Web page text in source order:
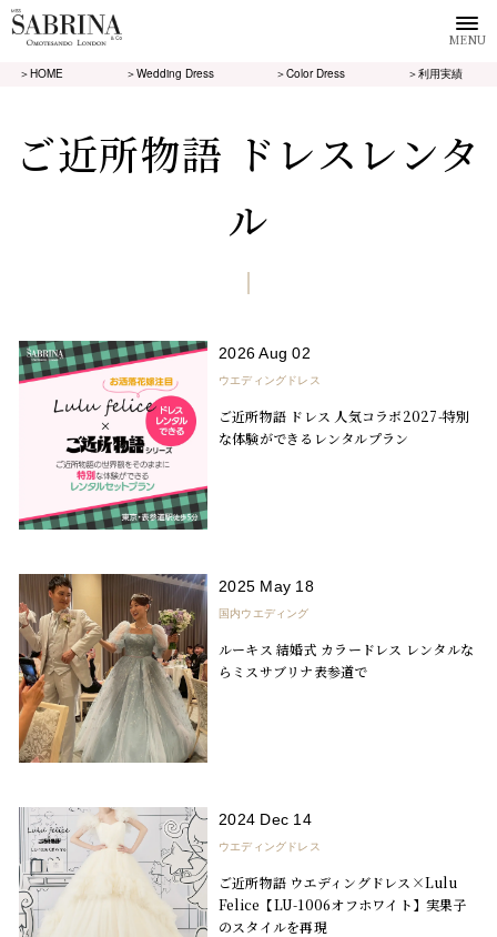
MENU
＞HOME ＞Wedding Dress ＞Color Dress ＞利用実績
ご近所物語 ドレスレンタ
ル
2026 Aug 02
ウエディングドレス
ご近所物語 ドレス 人気コラボ2027-特別
な体験ができるレンタルプラン
2025 May 18
国内ウエディング
ルーキス 結婚式 カラードレス レンタルな
らミスサブリナ表参道で
2024 Dec 14
ウエディングドレス
ご近所物語 ウエディングドレス×Lulu
Felice【LU-1006オフホワイト】実果子
のスタイルを再現